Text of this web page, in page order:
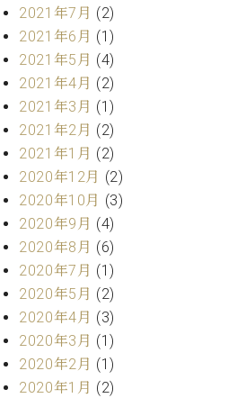
ア
ー
テ
ィ
ス
ト
ス
タ
マ
ー
サ
ー
ビ
ス
(
調
律
)
2021年7月 (2)
2021年6月 (1)
2021年5月 (4)
2021年4月 (2)
2021年3月 (1)
2021年2月 (2)
2021年1月 (2)
2020年12月 (2)
2020年10月 (3)
2020年9月 (4)
2020年8月 (6)
2020年7月 (1)
2020年5月 (2)
2020年4月 (3)
2020年3月 (1)
2020年2月 (1)
2020年1月 (2)